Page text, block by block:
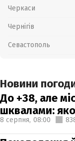
Черкаси
Чернігів
Севастополь
Новини
До +38, але
шквалами:
8 серпня, 08:00